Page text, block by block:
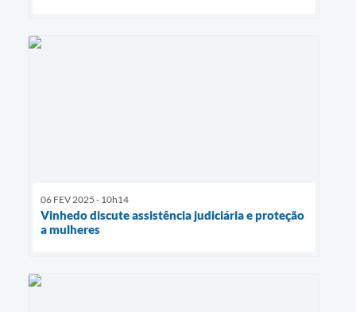
06 FEV 2025 - 10h14
Vinhedo discute assistência judiciária e proteção
a mulheres